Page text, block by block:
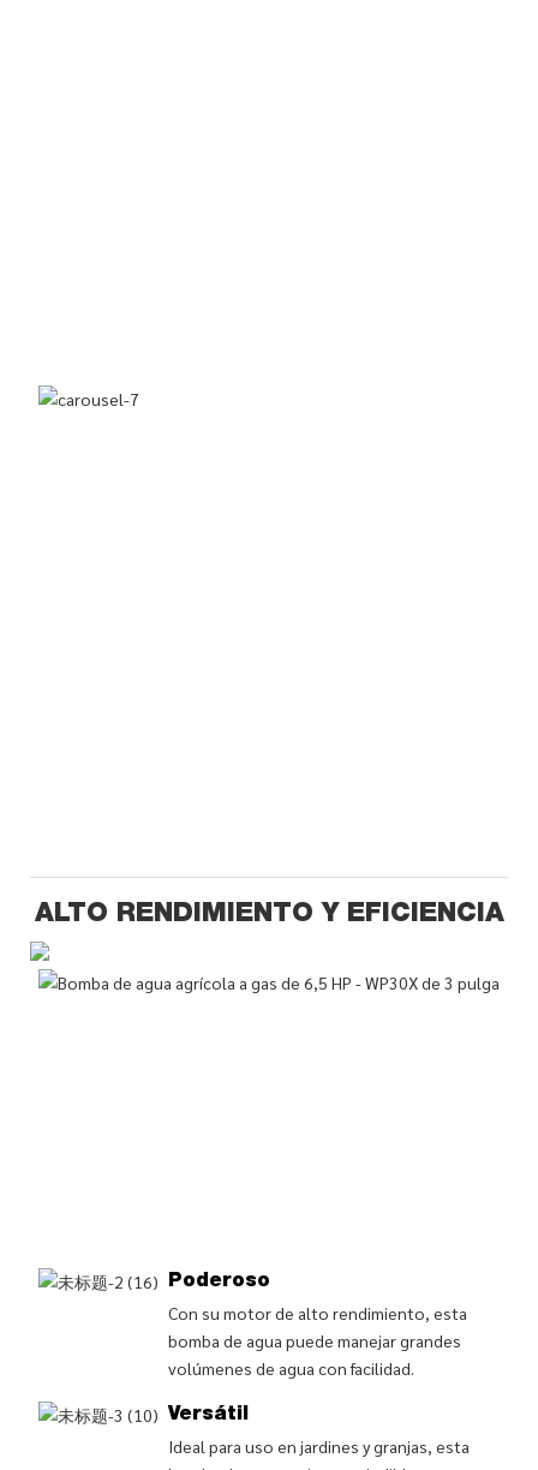
ALTO RENDIMIENTO Y EFICIENCIA
Poderoso
Con su motor de alto rendimiento, esta
bomba de agua puede manejar grandes
volúmenes de agua con facilidad.
Versátil
Ideal para uso en jardines y granjas, esta